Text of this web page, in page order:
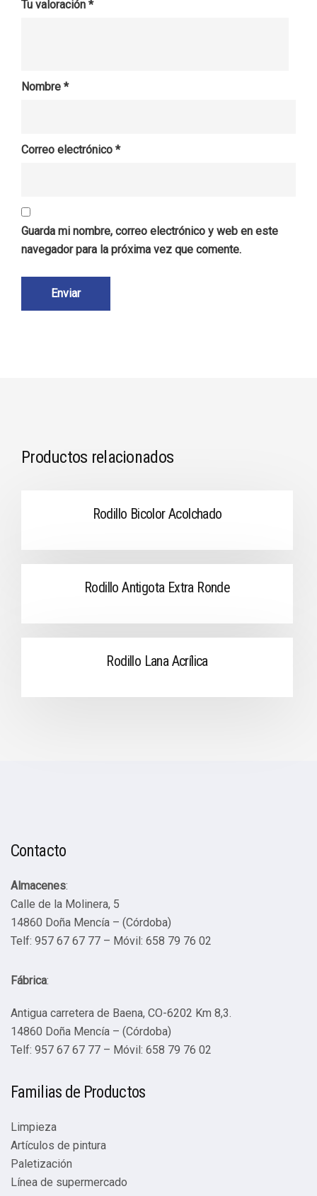
Tu valoración *
Nombre *
Correo electrónico *
Guarda mi nombre, correo electrónico y web en este
navegador para la próxima vez que comente.
Productos relacionados
Rodillo Bicolor Acolchado
Rodillo Antigota Extra Ronde
Rodillo Lana Acrílica
Contacto
Almacenes:
Calle de la Molinera, 5
14860 Doña Mencía – (Córdoba)
Telf: 957 67 67 77 – Móvil: 658 79 76 02
Fábrica:
Antigua carretera de Baena, CO-6202 Km 8,3.
14860 Doña Mencía – (Córdoba)
Telf: 957 67 67 77 – Móvil: 658 79 76 02
Familias de Productos
Limpieza
Artículos de pintura
Paletización
Línea de supermercado